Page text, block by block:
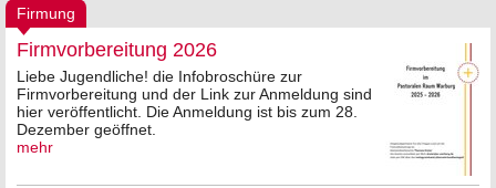
Firmung
Firmvorbereitung 2026
Liebe Jugendliche! die Infobroschüre zur
Firmvorbereitung und der Link zur Anmeldung sind
hier veröffentlicht. Die Anmeldung ist bis zum 28.
Dezember geöffnet.
mehr